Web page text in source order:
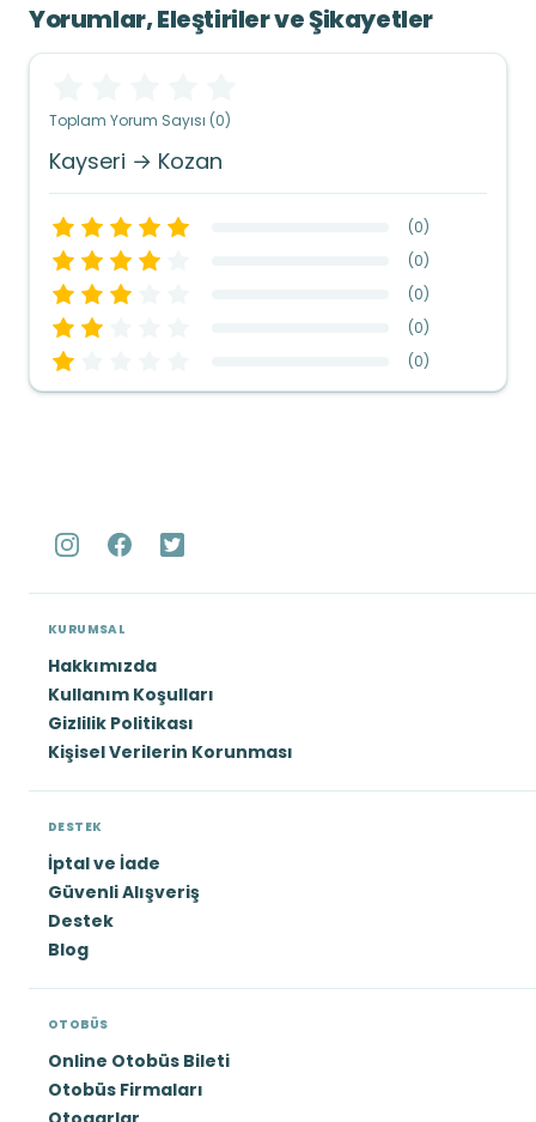
Yorumlar, Eleştiriler ve Şikayetler
Toplam Yorum Sayısı (0)
Kayseri → Kozan
(0)
(0)
(0)
(0)
(0)
KURUMSAL
Hakkımızda
Kullanım Koşulları
Gizlilik Politikası
Kişisel Verilerin Korunması
DESTEK
İptal ve İade
Güvenli Alışveriş
Destek
Blog
OTOBÜS
Online Otobüs Bileti
Otobüs Firmaları